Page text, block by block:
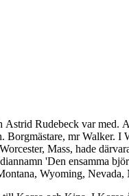
Rudebeck var
mr Walker.
Mass, hade
'Den ensamma
Wyoming,